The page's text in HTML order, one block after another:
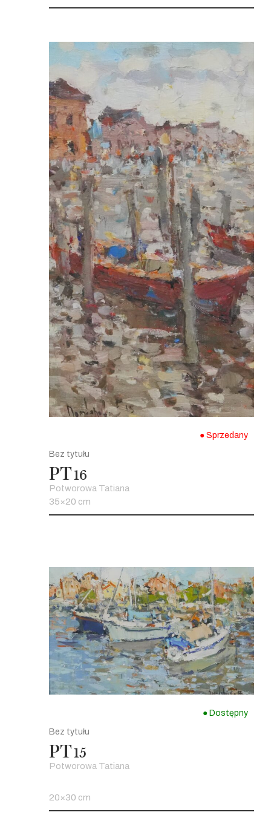
● Sprzedany
Bez tytułu
PT16
Potworowa Tatiana
35×20 cm
● Dostępny
Bez tytułu
PT15
Potworowa Tatiana
20×30 cm